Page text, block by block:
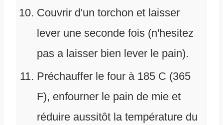
Couvrir d'un torchon et laisser
lever une seconde fois (n'hesitez
pas a laisser bien lever le pain).
Préchauffer le four à 185 C (365
F), enfourner le pain de mie et
réduire aussitôt la température du